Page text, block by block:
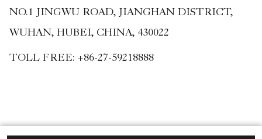
NO.1 JINGWU ROAD, JIANGHAN DISTRICT,
WUHAN, HUBEI, CHINA, 430022
TOLL FREE: +86-27-59218888